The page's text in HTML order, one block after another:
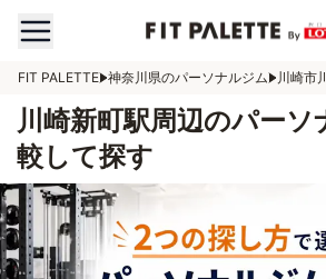
FIT PALETTE 神奈川県のパーソナルジム 川崎市
川崎新町駅周辺のパー
較して探す